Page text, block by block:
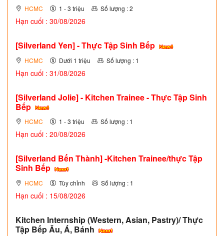
HCMC 1 - 3 triệu Số lượng : 2
Hạn cuối : 30/08/2026
[Silverland Yen] - Thực Tập Sinh Bếp
HCMC Dưới 1 triệu Số lượng : 1
Hạn cuối : 31/08/2026
[Silverland Jolie] - Kitchen Trainee - Thực Tập Sinh
Bếp
HCMC 1 - 3 triệu Số lượng : 1
Hạn cuối : 20/08/2026
[Silverland Bến Thành] -Kitchen Trainee/thực Tập
Sinh Bếp
HCMC Tùy chỉnh Số lượng : 1
Hạn cuối : 15/08/2026
Kitchen Internship (Western, Asian, Pastry)/ Thực
Tập Bếp Âu, Á, Bánh